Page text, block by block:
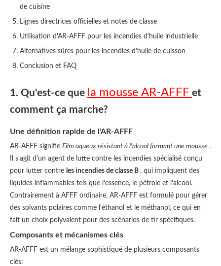
de cuisine
Lignes directrices officielles et notes de classe
Utilisation d'AR-AFFF pour les incendies d'huile industrielle
Alternatives sûres pour les incendies d'huile de cuisson
Conclusion et FAQ
1. Qu'est-ce que la mousse AR-AFFF et
comment ça marche?
Une définition rapide de l'AR-AFFF
AR-AFFF signifie Film aqueux résistant à l'alcool formant une mousse .
Il s'agit d'un agent de lutte contre les incendies spécialisé conçu
pour lutter contre les incendies de classe B , qui impliquent des
liquides inflammables tels que l'essence, le pétrole et l'alcool.
Contrairement à AFFF ordinaire, AR-AFFF est formulé pour gérer
des solvants polaires comme l'éthanol et le méthanol, ce qui en
fait un choix polyvalent pour des scénarios de tir spécifiques.
Composants et mécanismes clés
AR-AFFF est un mélange sophistiqué de plusieurs composants
clés: